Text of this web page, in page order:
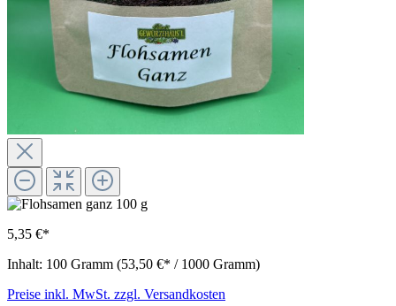
5,35 €*
Inhalt: 100 Gramm (53,50 €* / 1000 Gramm)
Preise inkl. MwSt. zzgl. Versandkosten